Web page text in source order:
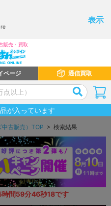
表示
販売・買取
ページ 通信買取
が入っています
古販売）TOP > 検索結果
時間59分44秒71です